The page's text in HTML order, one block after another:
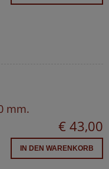
mm.
€ 43,00
IN DEN WARENKORB